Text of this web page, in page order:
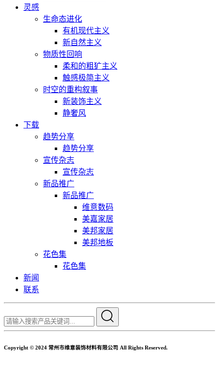
灵感
生命态进化
有机现代主义
新自然主义
物质性回响
柔和的粗犷主义
触感极简主义
时空的重构叙事
新装饰主义
静奢风
下载
趋势分享
趋势分享
宣传杂志
宣传杂志
新品推广
新品推广
维意数码
美嘉家居
美邦家居
美邦地板
花色集
花色集
新闻
联系
Copyright © 2024 常州市维意装饰材料有限公司 All Rights Reserved.